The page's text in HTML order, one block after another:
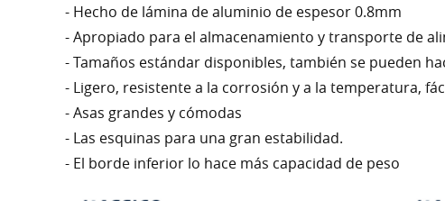
- Hecho de lámina de aluminio de espesor 0.8mm
- Apropiado para el almacenamiento y transporte de
- Tamaños estándar disponibles, también se pueden
- Ligero, resistente a la corrosión y a la temperatura,
- Asas grandes y cómodas
- Las esquinas para una gran estabilidad.
- El borde inferior lo hace más capacidad de peso